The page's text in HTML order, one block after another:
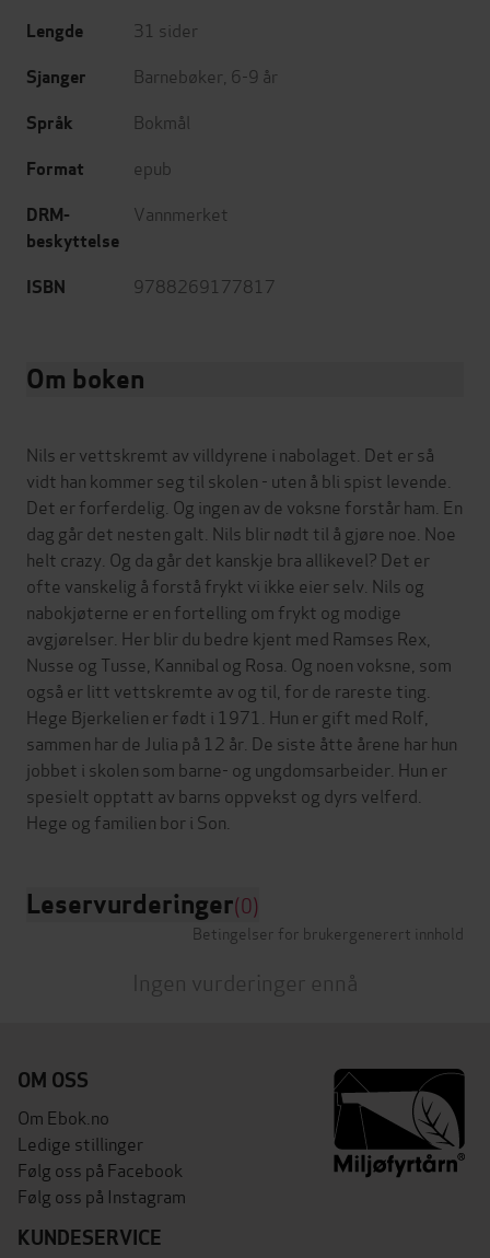
Lengde 31 sider
Sjanger Barnebøker 6-9 år
Språk Bokmål
Format epub
DRM-
beskyttelse
Vannmerket
ISBN 9788269177817
Om boken
Nils er vettskremt av villdyrene i nabolaget. Det er så
vidt han kommer seg til skolen - uten å bli spist levende.
Det er forferdelig. Og ingen av de voksne forstår ham. En
dag går det nesten galt. Nils blir nødt til å gjøre noe. Noe
helt crazy. Og da går det kanskje bra allikevel? Det er
ofte vanskelig å forstå frykt vi ikke eier selv. Nils og
nabokjøterne er en fortelling om frykt og modige
avgjørelser. Her blir du bedre kjent med Ramses Rex,
Nusse og Tusse, Kannibal og Rosa. Og noen voksne, som
også er litt vettskremte av og til, for de rareste ting.
Hege Bjerkelien er født i 1971. Hun er gift med Rolf,
sammen har de Julia på 12 år. De siste åtte årene har hun
jobbet i skolen som barne- og ungdomsarbeider. Hun er
spesielt opptatt av barns oppvekst og dyrs velferd.
Leservurderinger(0)
Betingelser for brukergenerert innhold
Ingen vurderinger ennå
OM OSS
Om Ebok.no
Ledige stillinger
Følg oss på Facebook
Følg oss på Instagram
KUNDESERVICE